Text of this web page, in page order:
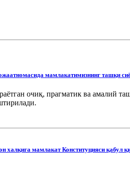
мамлакатимизнинг ташқи
очиқ, прагматик ва амалий
халқига мамлакат Конституцияси қабул